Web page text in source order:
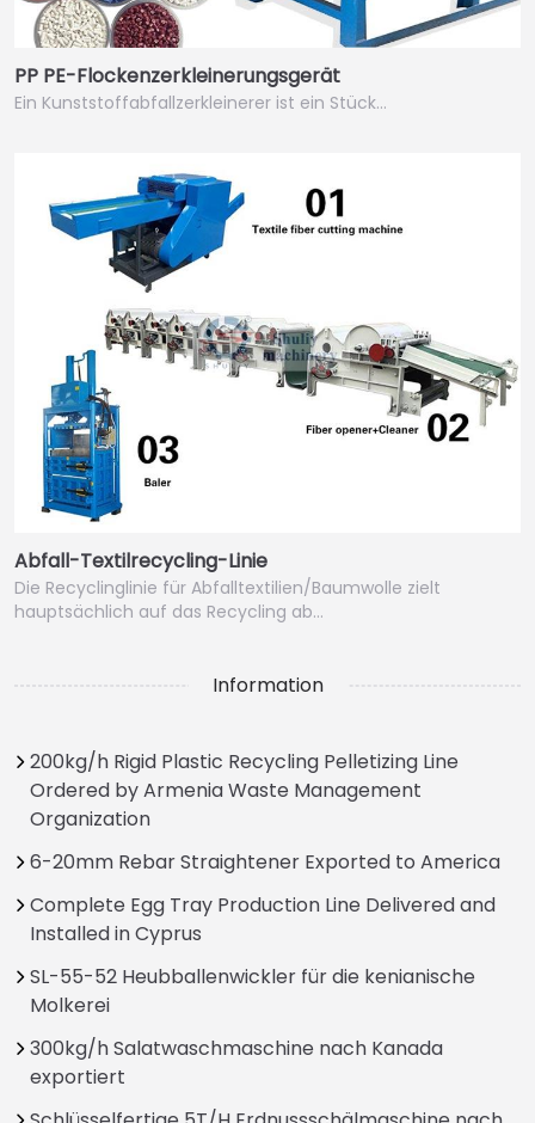
PP PE-Flockenzerkleinerungsgerät
Ein Kunststoffabfallzerkleinerer ist ein Stück…
Abfall-Textilrecycling-Linie
Die Recyclinglinie für Abfalltextilien/Baumwolle zielt
hauptsächlich auf das Recycling ab…
Information
200kg/h Rigid Plastic Recycling Pelletizing Line
Ordered by Armenia Waste Management
Organization
6-20mm Rebar Straightener Exported to America
Complete Egg Tray Production Line Delivered and
Installed in Cyprus
SL-55-52 Heubballenwickler für die kenianische
Molkerei
300kg/h Salatwaschmaschine nach Kanada
exportiert